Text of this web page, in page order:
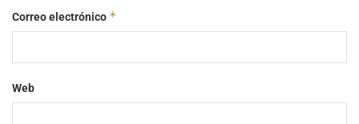
Correo electrónico *
Web